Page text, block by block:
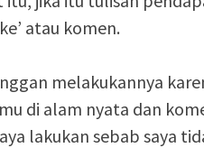
atau komen.
melakukannya
di alam nyata dan
lakukan sebab saya